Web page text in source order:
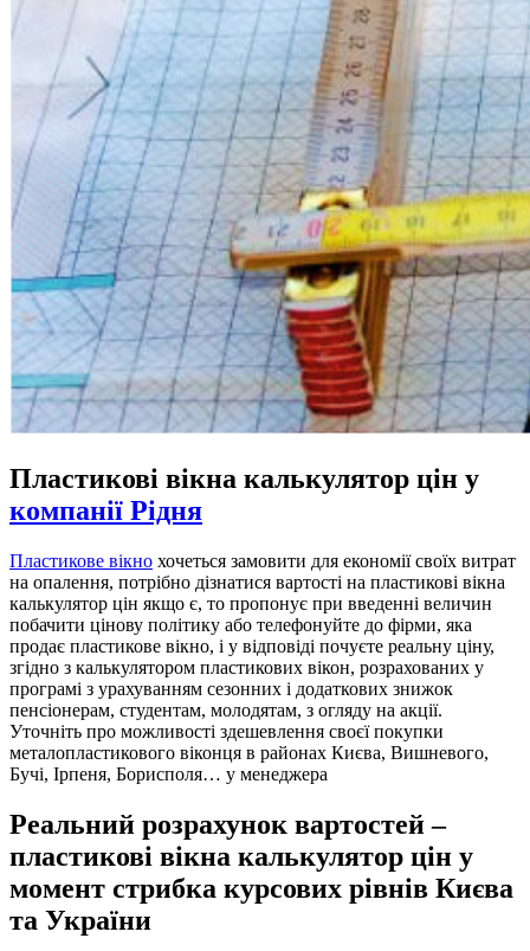
Пластикові вікна калькулятор цін у
компанії Рідня
Пластикове вікно хочеться замовити для економії своїх витрат
на опалення, потрібно дізнатися вартості на пластикові вікна
калькулятор цін якщо є, то пропонує при введенні величин
побачити цінову політику або телефонуйте до фірми, яка
продає пластикове вікно, і у відповіді почуєте реальну ціну,
згідно з калькулятором пластикових вікон, розрахованих у
програмі з урахуванням сезонних і додаткових знижок
пенсіонерам, студентам, молодятам, з огляду на акції.
Уточніть про можливості здешевлення своєї покупки
металопластикового віконця в районах Києва, Вишневого,
Бучі, Ірпеня, Борисполя… у менеджера
Реальний розрахунок вартостей –
пластикові вікна калькулятор цін у
момент стрибка курсових рівнів Києва
та України